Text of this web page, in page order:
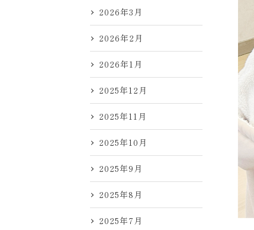
2026年3月
2026年2月
2026年1月
2025年12月
2025年11月
2025年10月
2025年9月
2025年8月
2025年7月